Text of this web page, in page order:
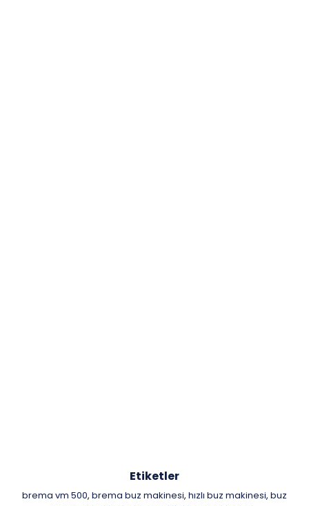
Etiketler
brema vm 500, brema buz makinesi, hızlı buz makinesi, buz